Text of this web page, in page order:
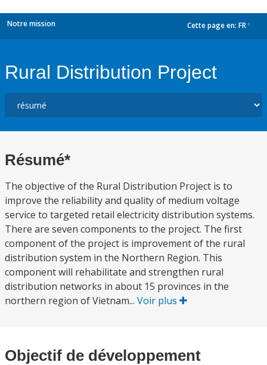
Notre mission Cette page en: FR
Rural Distribution Project
Résumé*
The objective of the Rural Distribution Project is to
improve the reliability and quality of medium voltage
service to targeted retail electricity distribution systems.
There are seven components to the project. The first
component of the project is improvement of the rural
distribution system in the Northern Region. This
component will rehabilitate and strengthen rural
distribution networks in about 15 provinces in the
northern region of Vietnam... Voir plus
Objectif de développement